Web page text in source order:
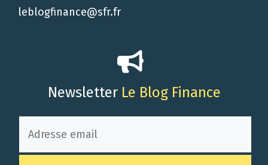
leblogfinance@sfr.fr
Newsletter Le Blog Finance